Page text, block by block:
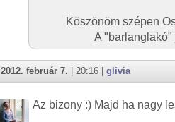
Köszönöm szépen
A
2012. február 7. | 20:16 | glivia
Az bizony :) Majd ha nagy